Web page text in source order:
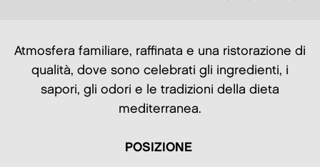
Atmosfera familiare, raffinata e una ristorazione di
qualità, dove sono celebrati gli ingredienti, i
sapori, gli odori e le tradizioni della dieta
mediterranea.
POSIZIONE